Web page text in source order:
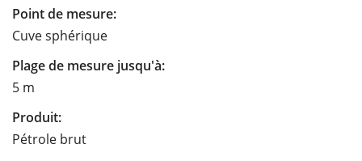
Point de mesure:
Cuve sphérique
Plage de mesure jusqu'à:
5 m
Produit:
Pétrole brut